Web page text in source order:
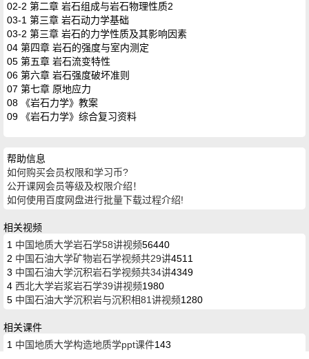
02-2 第二章 岩石组成与岩石物理性质2
03-1 第三章 岩石动力学基础
03-2 第三章 岩石的力学性质及其影响因素
04 第四章 岩石的强度与室内测定
05 第五章 岩石流变特性
06 第六章 岩石强度破坏准则
07 第七章 原地应力
08 《岩石力学》教案
09 《岩石力学》综合复习资料
帮助信息
如何购买会员权限和学习币?
公开课网会员等级及权限介绍！
如何使用百度网盘进行批量下载过程介绍!
相关视频
1 中国地质大学岩石学58讲视频56440
2 中国石油大学矿物岩石学视频共29讲4511
3 中国石油大学沉积岩石学视频共34讲4349
4 西北大学岩浆岩石学39讲视频1980
5 中国石油大学沉积岩与沉积相81讲视频1280
相关课件
1 中国地质大学构造地质学ppt课件143